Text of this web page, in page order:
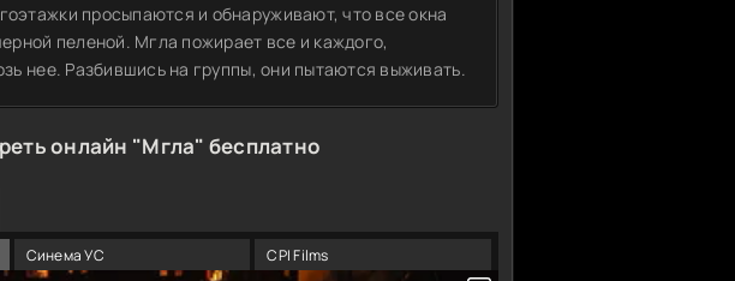
просыпаются и обнаруживают, что все окна
пеленой. Мгла пожирает все и каждого,
нее. Разбившись на группы, они пытаются выживать.
онлайн "Мгла" бесплатно
Синема УС CPI Films